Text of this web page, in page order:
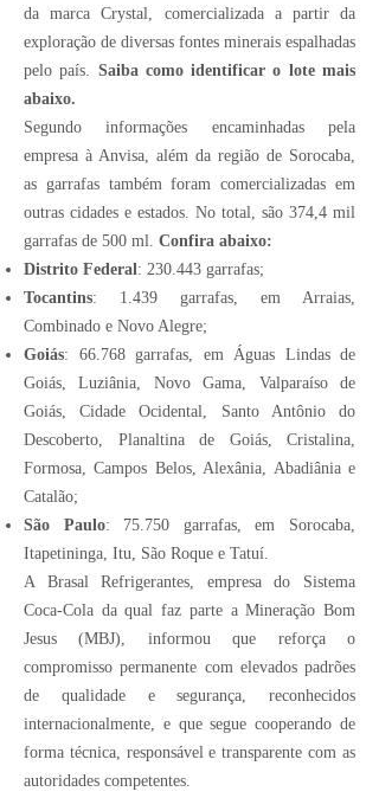
da marca Crystal, comercializada a partir da
exploração de diversas fontes minerais espalhadas
pelo país. Saiba como identificar o lote mais
abaixo.
Segundo informações encaminhadas pela
empresa à Anvisa, além da região de Sorocaba,
as garrafas também foram comercializadas em
outras cidades e estados. No total, são 374,4 mil
garrafas de 500 ml. Confira abaixo:
Distrito Federal: 230.443 garrafas;
Tocantins: 1.439 garrafas, em Arraias,
Combinado e Novo Alegre;
Goiás: 66.768 garrafas, em Águas Lindas de
Goiás, Luziânia, Novo Gama, Valparaíso de
Goiás, Cidade Ocidental, Santo Antônio do
Descoberto, Planaltina de Goiás, Cristalina,
Formosa, Campos Belos, Alexânia, Abadiânia e
Catalão;
São Paulo: 75.750 garrafas, em Sorocaba,
Itapetininga, Itu, São Roque e Tatuí.
A Brasal Refrigerantes, empresa do Sistema
Coca-Cola da qual faz parte a Mineração Bom
Jesus (MBJ), informou que reforça o
compromisso permanente com elevados padrões
de qualidade e segurança, reconhecidos
internacionalmente, e que segue cooperando de
forma técnica, responsável e transparente com as
autoridades competentes.